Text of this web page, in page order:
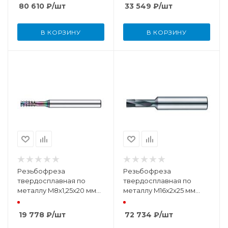
80 610 ₽/шт
В КОРЗИНУ
33 549 ₽/шт
В КОРЗИНУ
Резьбофреза
твердосплавная по
металлу M8x1,25x20 мм
TiSiN
19 778 ₽/шт
Резьбофреза
твердосплавная по
металлу M16x2x25 мм
TiSiN с внутренней
подачей СОЖ
72 734 ₽/шт